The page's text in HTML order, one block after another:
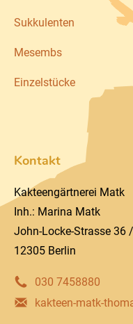
Sukkulenten
Mesembs
Einzelstücke
Kontakt
Kakteengärtnerei Matk
Inh.: Marina Matk
John-Locke-Strasse 36
12305 Berlin
030 7458880
kakteen-matk-